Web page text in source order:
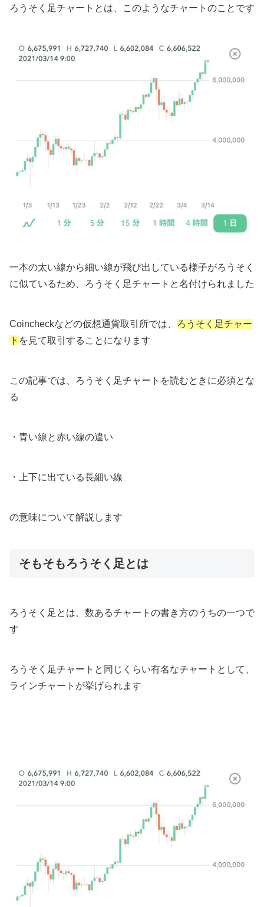
ろうそく足チャートとは、このようなチャートのことです
一本の太い線から細い線が飛び出している様子がろうそく
に似ているため、ろうそく足チャートと名付けられました
Coincheckなどの仮想通貨取引所では、 ろうそく足チャー
ト を見て取引することになります
この記事では、ろうそく足チャートを読むときに必須とな
る
・青い線と赤い線の違い
・上下に出ている長細い線
の意味について解説します
そもそもろうそく足とは
ろうそく足とは、数あるチャートの書き方のうちの一つで
す
ろうそく足チャートと同じくらい有名なチャートとして、
ラインチャートが挙げられます